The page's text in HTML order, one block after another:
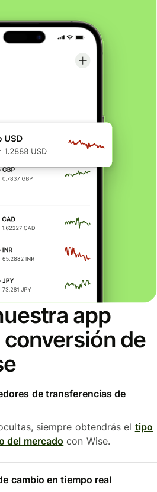
app
de
de transferencias de
siempre obtendrás el tipo
del mercado con Wise.
cambio en tiempo real